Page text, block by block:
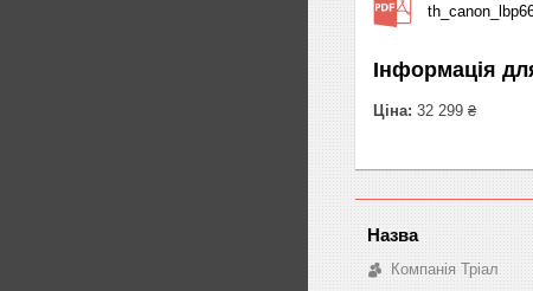
Інформація
Ціна: 32 299 ₴
Компанія Тріал